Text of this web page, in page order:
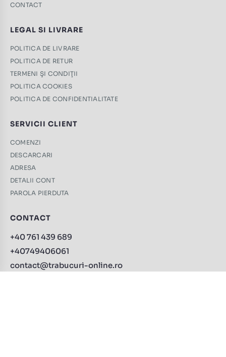
CONTACT
LEGAL SI LIVRARE
POLITICA DE LIVRARE
POLITICA DE RETUR
TERMENI ŞI CONDIŢII
POLITICA COOKIES
POLITICA DE CONFIDENTIALITATE
SERVICII CLIENT
COMENZI
DESCARCARI
ADRESA
DETALII CONT
PAROLA PIERDUTA
CONTACT
+40 761 439 689
+40749406061
contact@trabucuri-online.ro